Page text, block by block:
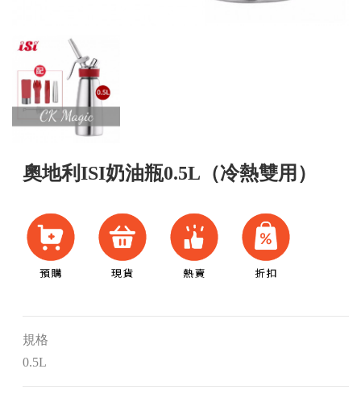
奧地利ISI奶油瓶0.5L（冷熱雙用）
規格
0.5L